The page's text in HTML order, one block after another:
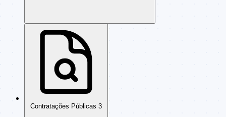
Contratações Públicas 3